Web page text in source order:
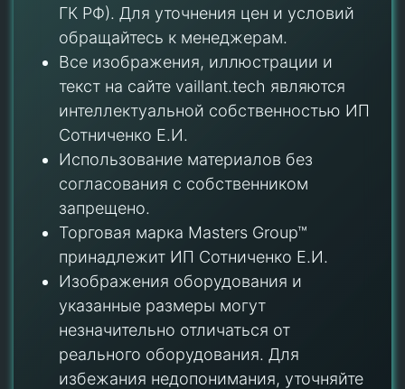
ГК РФ). Для уточнения цен и условий
обращайтесь к менеджерам.
Все изображения, иллюстрации и
текст на сайте vaillant.tech являются
интеллектуальной собственностью ИП
Сотниченко Е.И.
Использование материалов без
согласования с собственником
запрещено.
Торговая марка Masters Group™
принадлежит ИП Сотниченко Е.И.
Изображения оборудования и
указанные размеры могут
незначительно отличаться от
реального оборудования. Для
избежания недопонимания, уточняйте